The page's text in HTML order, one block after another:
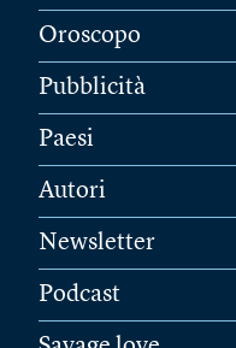
Oroscopo
Pubblicità
Paesi
Autori
Newsletter
Podcast